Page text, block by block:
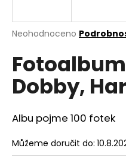
Průměrné
produktu
je
0,0
hvězdiček.
Neohodnoceno
Dobby,
Albu pojme 100 fotek
Můžeme doručit do:
j
t
?